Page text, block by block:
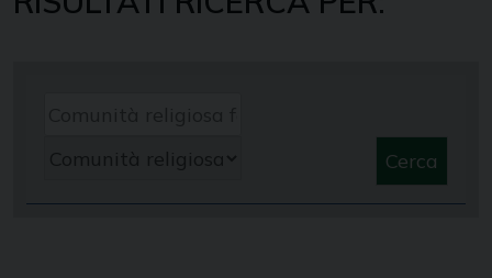
Cerca